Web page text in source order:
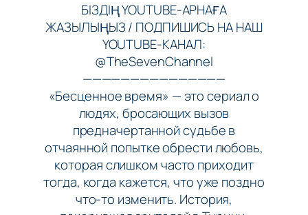
БІЗДІҢ YOUTUBE-АРНАҒА
ЖАЗЫЛЫҢЫЗ / ПОДПИШИСЬ НА НАШ
YOUTUBE-КАНАЛ:
@TheSevenChannel
———————————————
«Бесценное время» — это сериал о
людях, бросающих вызов
предначертанной судьбе в
отчаянной попытке обрести любовь,
которая слишком часто приходит
тогда, когда кажется, что уже поздно
что-то изменить. История,